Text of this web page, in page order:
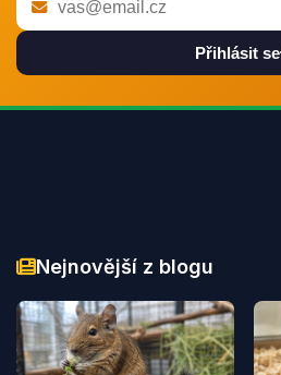
Přihlásit se
Nejnovější z blogu